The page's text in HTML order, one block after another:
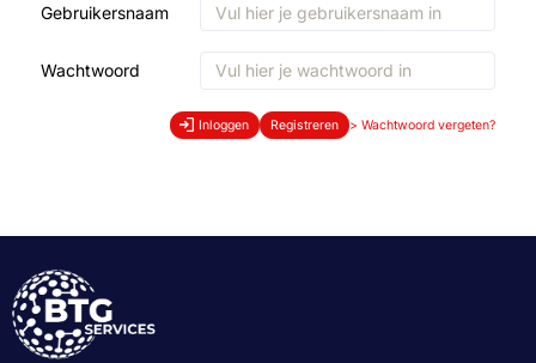
Gebruikersnaam
Wachtwoord
Inloggen Registreren > Wachtwoord vergeten?